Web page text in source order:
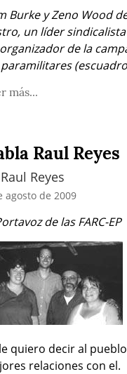
Burke y Zeno Wood
un líder
de la
más...
Raul Reyes
Raul Reyes
agosto de 2009
de las FARC-EP
quiero decir al
relaciones con el.